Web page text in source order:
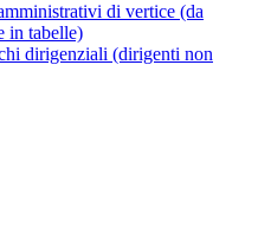
di vertice (da
in tabelle)
dirigenziali (dirigenti non